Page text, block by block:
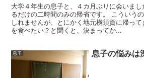
大学４年生の息子と、４カ月ぶりに会いま
るだけの二時間のみの帰省です。 こういう
しれませんが、とにかく地元横須賀に帰っ
を食べたい？と聞くと、決まってか...
息子 息子の悩みは